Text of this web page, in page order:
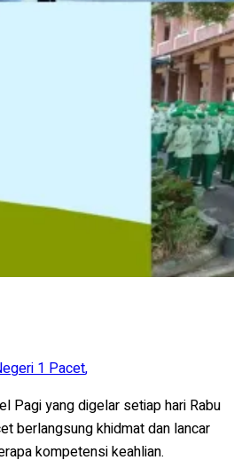
1 Pacet,
Pagi yang digelar setiap hari Rabu
berlangsung khidmat dan lancar
kompetensi keahlian.